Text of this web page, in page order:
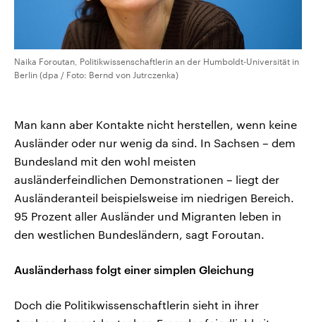
Naika Foroutan, Politikwissenschaftlerin an der Humboldt-Universität in
Berlin (dpa / Foto: Bernd von Jutrczenka)
Man kann aber Kontakte nicht herstellen, wenn keine
Ausländer oder nur wenig da sind. In Sachsen – dem
Bundesland mit den wohl meisten
ausländerfeindlichen Demonstrationen – liegt der
Ausländeranteil beispielsweise im niedrigen Bereich.
95 Prozent aller Ausländer und Migranten leben in
den westlichen Bundesländern, sagt Foroutan.
Ausländerhass folgt einer simplen Gleichung
Doch die Politikwissenschaftlerin sieht in ihrer